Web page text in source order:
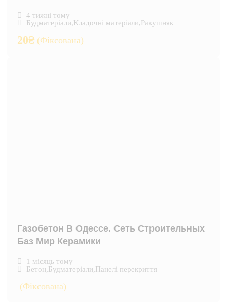
4 тижні тому
Будматеріали,Кладочні матеріали,Ракушняк
20₴ (Фіксована)
Газобетон В Одессе. Сеть Строительных
Баз Мир Керамики
1 місяць тому
Бетон,Будматеріали,Панелі перекриття
(Фіксована)